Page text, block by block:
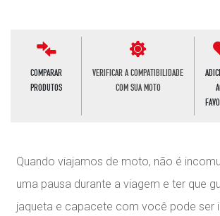
COMPARAR
PRODUTOS
VERIFICAR A COMPATIBILIDADE
COM SUA MOTO
Quando viajamos de moto, não é
uma pausa durante a viagem e ter que
jaqueta e capacete com você pode ser